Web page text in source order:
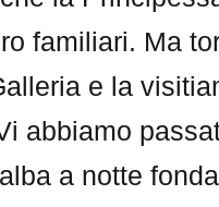
familiari. Ma
e la
abbiamo
a notte